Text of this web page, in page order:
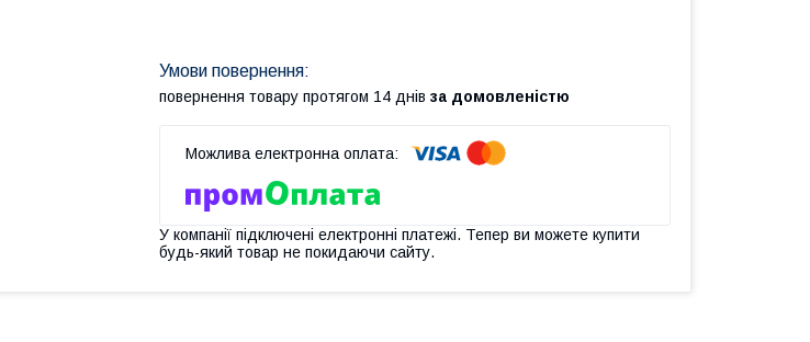
повернення товару протягом 14 днів за домовленістю
У компанії підключені електронні платежі. Тепер ви можете купити
будь-який товар не покидаючи сайту.